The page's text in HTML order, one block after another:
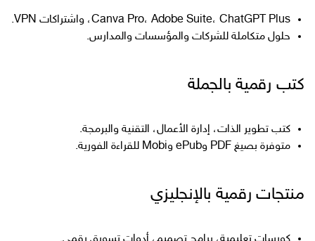
Canva Pro، Adobe Suite، ChatGPT Plus، واشتراكات VPN.
حلول متكاملة للشركات والمؤسسات والمدارس.
كتب رقمية بالجملة
كتب تطوير الذات، إدارة الأعمال، التقنية والبرمجة.
متوفرة بصيغ PDF وePub وMobi للقراءة الفورية.
منتجات رقمية بالإنجليزي